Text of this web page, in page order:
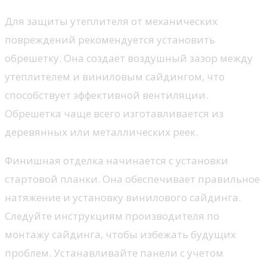
Для защиты утеплителя от механических
повреждений рекомендуется установить
обрешетку. Она создает воздушный зазор между
утеплителем и виниловым сайдингом, что
способствует эффективной вентиляции.
Обрешетка чаще всего изготавливается из
деревянных или металлических реек.
Финишная отделка начинается с установки
стартовой планки. Она обеспечивает правильное
натяжение и установку винилового сайдинга.
Следуйте инструкциям производителя по
монтажу сайдинга, чтобы избежать будущих
проблем. Устанавливайте панели с учетом